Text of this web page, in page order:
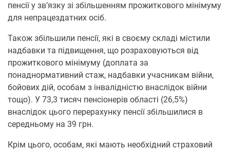
пенсії у зв’язку зі збільшенням прожиткового мінімуму
для непрацездатних осіб.
Також збільшили пенсії, які в своєму складі містили
надбавки та підвищення, що розраховуються від
прожиткового мінімуму (доплата за
понаднормативний стаж, надбавки учасникам війни,
бойових дій, особам з інвалідністю внаслідок війни
тощо). У 73,3 тисяч пенсіонерів області (26,5%)
внаслідок цього перерахунку пенсії збільшилися в
середньому на 39 грн.
Крім цього, особам, які мають необхідний страховий